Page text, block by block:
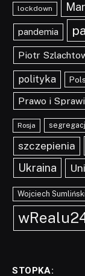
lockdown
pandemia
Piotr
polityka
Prawo i
Rosja
szczepienia
Ukraina
Wojciech Sumliński
STOPKA: